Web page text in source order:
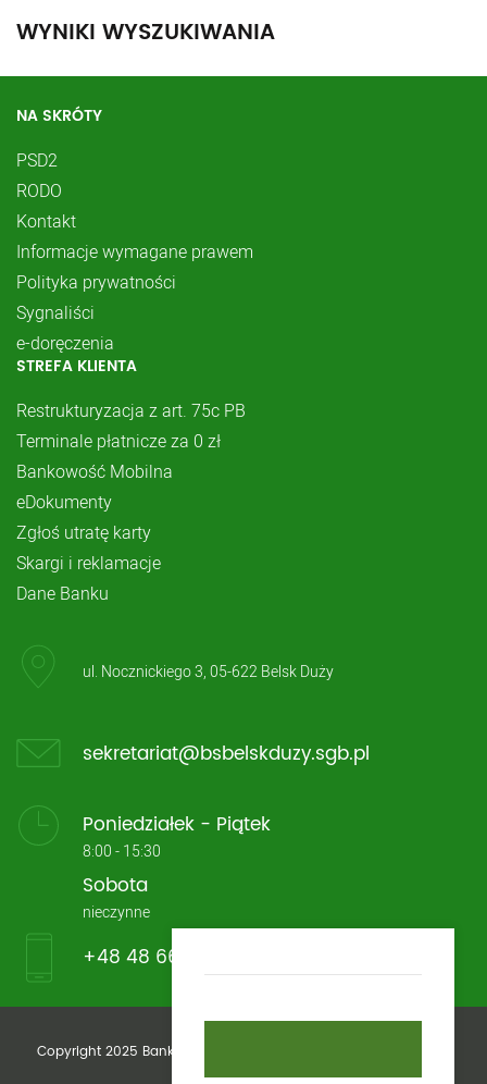
WYNIKI WYSZUKIWANIA
NA SKRÓTY
PSD2
RODO
Kontakt
Informacje wymagane prawem
Polityka prywatności
Sygnaliści
e-doręczenia
STREFA KLIENTA
Restrukturyzacja z art. 75c PB
Terminale płatnicze za 0 zł
Bankowość Mobilna
eDokumenty
Zgłoś utratę karty
Skargi i reklamacje
Dane Banku
ul. Nocznickiego 3, 05-622 Belsk Duży
sekretariat@bsbelskduzy.sgb.pl
Poniedziałek - Piątek
8:00 - 15:30
Sobota
nieczynne
+48 48 661 13 33
Copyright 2025 Bank Spółdzielczy im. Stefczyka w Belsku Dużym